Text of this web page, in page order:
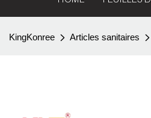
KingKonree Articles sanitaires